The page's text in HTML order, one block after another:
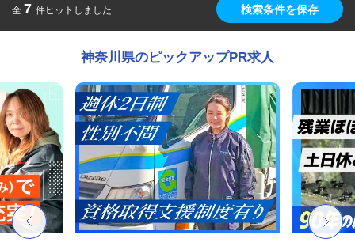
全 7 件ヒットしました 検索条件を保存
神奈川県のピックアップPR求人